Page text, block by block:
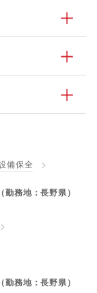
備保全
務地：長野県）
務地：長野県）